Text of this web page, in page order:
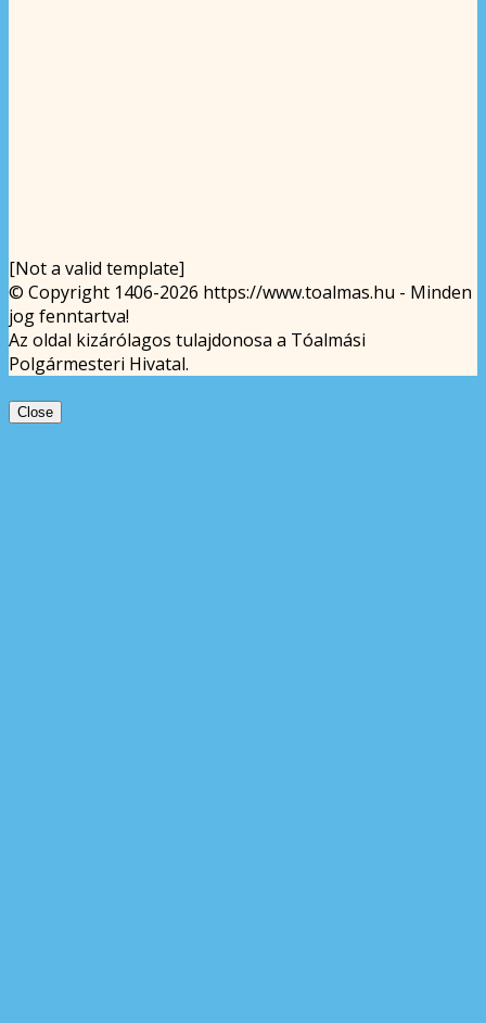
[Not a valid template]
© Copyright 1406-2026 https://www.toalmas.hu - Minden
jog fenntartva!
Az oldal kizárólagos tulajdonosa a Tóalmási
Polgármesteri Hivatal.
Close